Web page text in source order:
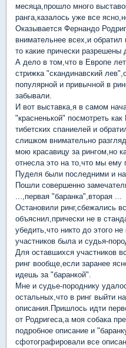
месяца,прошло много
ранга,казалось уже все
Оказывается Фернандо
внимательнее всех,и обратил
то какие прически
А дело в том,что в Европе
стрижка "скандинавский
популярной и привычной в
забывали.
И вот выставка,я в самом
"красненькой" посмотреть как
тибетских спаниелей и
слишком внимательно
мою красавицу за рингом,но
отнесла это на то,что мы ему
Пуделя были последними и
Пошли совершенно
...,первая "баранка",вторая ...
Остановили ринг,сбежались
объяснил,прически не в
убедить,что никто до этого
участников была и судья-
Для оставшихся участников
ринг вообще,если заранее
идешь за "баранкой".
Мне и судье-породнику
остальных,что в ринг выйти
описания.Пришлось идти
от Родригеса,а моя собака
подробное описание и
сфотографировали все